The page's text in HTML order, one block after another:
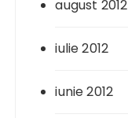
august 2012
iulie 2012
iunie 2012